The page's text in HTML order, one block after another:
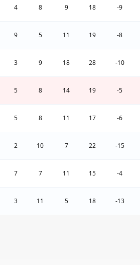
4 8 9 18 -9
9 5 11 19 -8
3 9 18 28 -10
5 8 14 19 -5
5 8 11 17 -6
2 10 7 22 -15
7 7 11 15 -4
3 11 5 18 -13